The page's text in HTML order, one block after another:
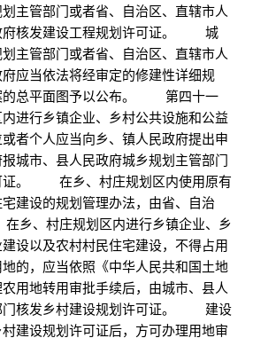
主管部门或者省、自治区、直辖市人
府核发建设工程规划许可证。 城
主管部门或者省、自治区、直辖市人
应当依法将经审定的修建性详细规
的总平面图予以公布。 第四十一
进行乡镇企业、乡村公共设施和公益
者个人应当向乡、镇人民政府提出申
城市、县人民政府城乡规划主管部门
证。 在乡、村庄规划区内使用原有
建设的规划管理办法，由省、自治
、村庄规划区内进行乡镇企业、乡
设以及农村村民住宅建设，不得占用
的，应当依照《中华人民共和国土地
用地转用审批手续后，由城市、县人
门核发乡村建设规划许可证。 建设
建设规划许可证后，方可办理用地审